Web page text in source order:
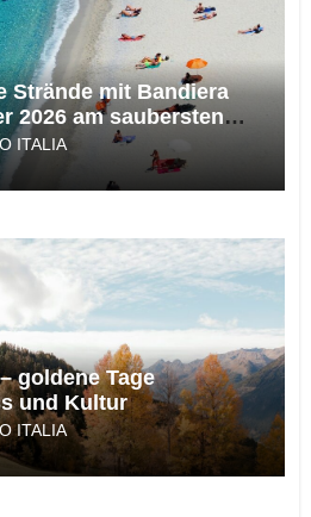
Strände mit Bandiera
2026 am saubersten
ITALIA
goldene Tage
und Kultur
ITALIA